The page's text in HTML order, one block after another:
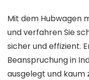
Mit dem Hubwagen
und verfahren Sie
sicher und effizient.
Beanspruchung in
ausgelegt und kaum